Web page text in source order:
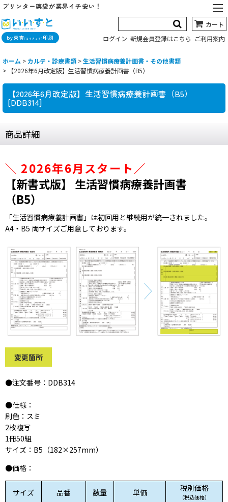
プリンター薬袋が業界イチ安い！
by東杏(とうきょう) 印刷
カート
ログイン 新規会員登録はこちら ご利用案内
ホーム > カルテ・診療書類 >生活習慣病療養計画書・その他書類
>
【2026年6月改定版】生活習慣病療養計画書（B5）
【2026年6月改定版】生活習慣病療養計画書（B5）
[DDB314]
商品詳細
＼ 2026年6月スタート／
【新書式版】 生活習慣病療養計画書
（B5）
「生活習慣病療養計画書」は初回用と継続用が統一されました。
A4・B5 両サイズご用意しております。
変更箇所
●注文番号：DDB314
●仕様：
刷色：スミ
2枚複写
1冊50組
サイズ：B5（182×257mm）
●価格：
サイズ 品番 数量 単価 税別価格
（税込価格）